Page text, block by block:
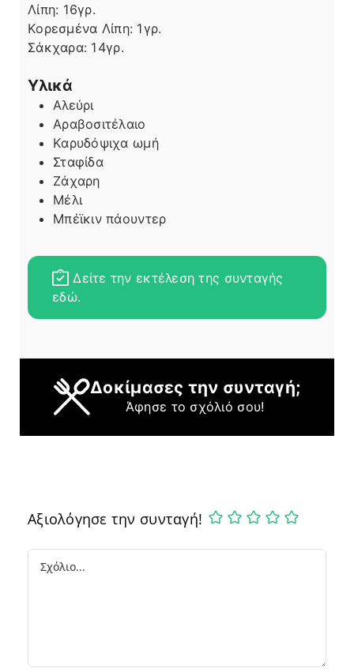
Λίπη
Λίπη: 16γρ.
Κορεσμένα Λίπη: 1γρ.
Σάκχαρα: 14γρ.
Υλικά
Αλεύρι
Αραβοσιτέλαιο
Καρυδόψιχα ωμή
Σταφίδα
Ζάχαρη
Μέλι
Μπέϊκιν πάουντερ
Δείτε την εκτέλεση της συνταγής
εδώ.
Δοκίμασες την συνταγή;
Άφησε το σχόλιό σου!
Αξιολόγησε την συνταγή!
Comment